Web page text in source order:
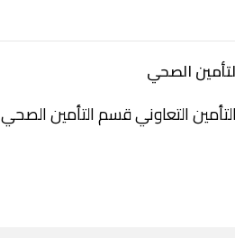
الصحي
اعادة التأمين التعاوني قسم التأمين الصحي